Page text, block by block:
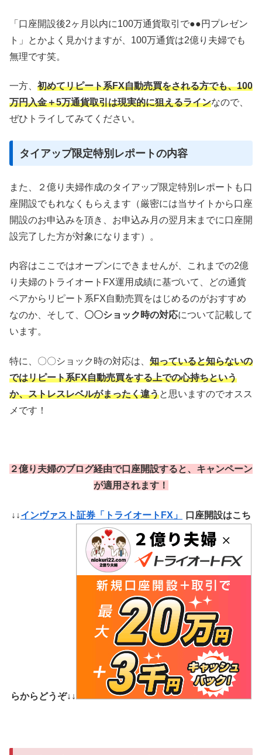
「口座開設後2ヶ月以内に100万通貨取引で●●円プレゼン
ト」とかよく見かけますが、100万通貨は2億り夫婦でも
無理です笑。
一方、 初めてリピート系FX自動売買をされる方でも、100
万円入金＋5万通貨取引は現実的に狙えるラインなので、
ぜひトライしてみてください。
タイアップ限定特別レポートの内容
また、２億り夫婦作成のタイアップ限定特別レポートも口
座開設でもれなくもらえます（厳密には当サイトから口座
開設のお申込みを頂き、お申込み月の翌月末までに口座開
設完了した方が対象になります）。
内容はここではオープンにできませんが、これまでの2億
り夫婦のトライオートFX運用成績に基づいて、どの通貨
ペアからリピート系FX自動売買をはじめるのがおすすめ
なのか、そして、 〇〇ショック時の対応について記載して
います。
特に、〇〇ショック時の対応は、 知っていると知らないの
ではリピート系FX自動売買をする上での心持ちという
か、ストレスレベルがまったく違うと思いますのでオスス
メです！
２億り夫婦のブログ経由で口座開設すると、キャンペーン
が適用されます！
↓↓インヴァスト証券「トライオートFX」 口座開設はこち
らからどうぞ↓↓